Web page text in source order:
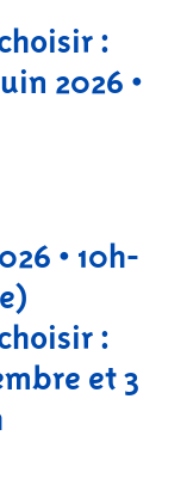
:
2026 •
• 10h-
:
et 3